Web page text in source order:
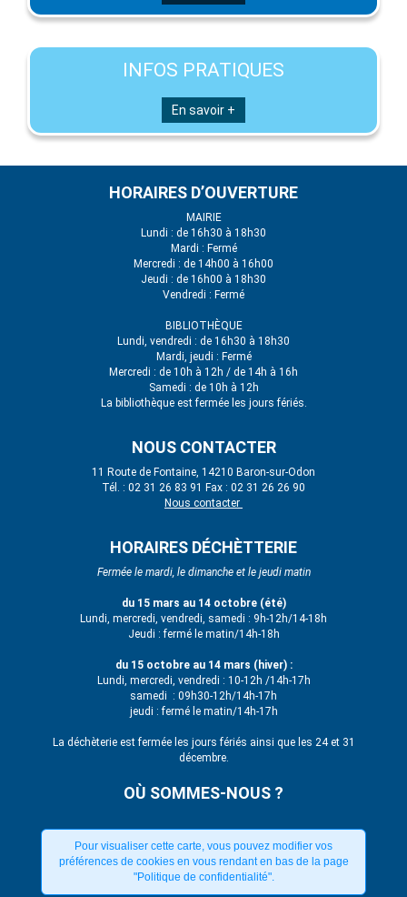
INFOS PRATIQUES
En savoir +
HORAIRES D’OUVERTURE
MAIRIE
Lundi : de 16h30 à 18h30
Mardi : Fermé
Mercredi : de 14h00 à 16h00
Jeudi : de 16h00 à 18h30
Vendredi : Fermé
BIBLIOTHÈQUE
Lundi, vendredi : de 16h30 à 18h30
Mardi, jeudi : Fermé
Mercredi : de 10h à 12h / de 14h à 16h
Samedi : de 10h à 12h
La bibliothèque est fermée les jours fériés.
NOUS CONTACTER
11 Route de Fontaine, 14210 Baron-sur-Odon
Tél. : 02 31 26 83 91 Fax : 02 31 26 26 90
Nous contacter
HORAIRES DÉCHÈTTERIE
Fermée le mardi, le dimanche et le jeudi matin
du 15 mars au 14 octobre (été)
Lundi, mercredi, vendredi, samedi : 9h-12h/14-18h
Jeudi : fermé le matin/14h-18h
du 15 octobre au 14 mars (hiver) :
Lundi, mercredi, vendredi : 10-12h /14h-17h
samedi : 09h30-12h/14h-17h
jeudi : fermé le matin/14h-17h
La déchèterie est fermée les jours fériés ainsi que les 24 et 31
décembre.
OÙ SOMMES-NOUS ?
Pour visualiser cette carte, vous pouvez modifier vos
préférences de cookies en vous rendant en bas de la page
"Politique de confidentialité".